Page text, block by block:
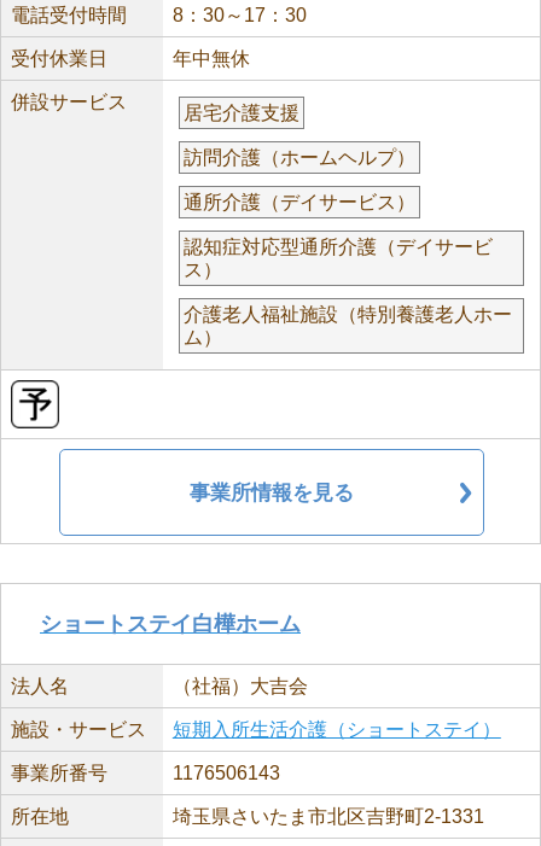
電話受付時間 8：30～17：30
受付休業日 年中無休
併設サービス
居宅介護支援
訪問介護（ホームヘルプ）
通所介護（デイサービス）
認知症対応型通所介護（デイサービ
ス）
介護老人福祉施設（特別養護老人ホー
ム）
事業所情報を見る
ショートステイ白樺ホーム
法人名 （社福）大吉会
施設・サービス 短期入所生活介護（ショートステイ）
事業所番号 1176506143
所在地 埼玉県さいたま市北区吉野町2-1331